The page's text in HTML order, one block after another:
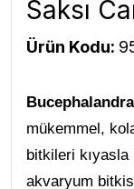
Saksı
Ürün Kodu:
mükemmel,
bitkileri kıyasla
akvaryum